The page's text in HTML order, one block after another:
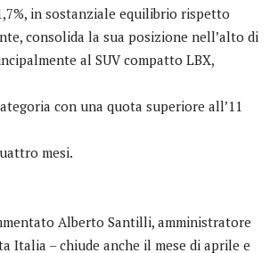
in sostanziale equilibrio rispetto
consolida la sua posizione nell’alto di
al SUV compatto LBX,
con una quota superiore all’11
mesi.
Alberto Santilli, amministratore
Italia – chiude anche il mese di aprile e